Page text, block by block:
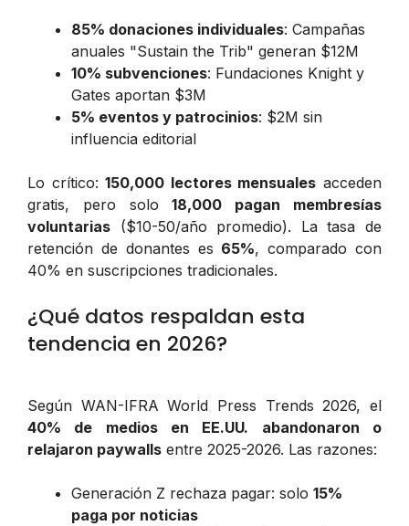
85% donaciones individuales: Campañas
anuales "Sustain the Trib" generan $12M
10% subvenciones: Fundaciones Knight y
Gates aportan $3M
5% eventos y patrocinios: $2M sin
influencia editorial
Lo crítico:150,000 lectores mensuales acceden
gratis, pero solo18,000 pagan membresías
voluntarias ($10-50/año promedio). La tasa de
retención de donantes es 65%, comparado con
40% en suscripciones tradicionales.
¿Qué datos respaldan esta
tendencia en 2026?
Según WAN-IFRA World Press Trends 2026, el
40% de medios en EE.UU. abandonaron o
relajaron paywalls entre 2025-2026. Las razones:
Generación Z rechaza pagar: solo 15%
paga por noticias